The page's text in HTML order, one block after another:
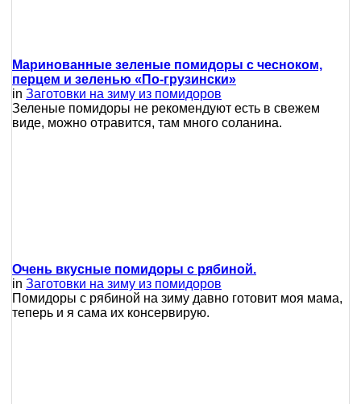
Маринованные зеленые помидоры с чесноком,
перцем и зеленью «По-грузински»
in Заготовки на зиму из помидоров
Зеленые помидоры не рекомендуют есть в свежем
виде, можно отравится, там много соланина.
Очень вкусные помидоры с рябиной.
in Заготовки на зиму из помидоров
Помидоры с рябиной на зиму давно готовит моя мама,
теперь и я сама их консервирую.